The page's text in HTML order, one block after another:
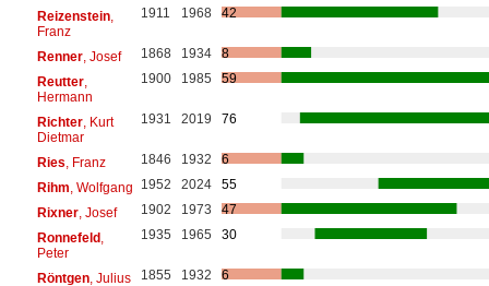
Reizenstein,
Franz
1911 1968 42
Renner, Josef 1868 1934
8
Reutter,
Hermann
1900 1985 59
Richter, Kurt
Dietmar
1931 2019 76
Ries , Franz 1846 1932
6
Rihm , Wolfgang 1952 2024
55
Rixner, Josef 1902 1973
47
Ronnefeld,
Peter
1935 1965 30
Röntgen, Julius 1855 1932
6